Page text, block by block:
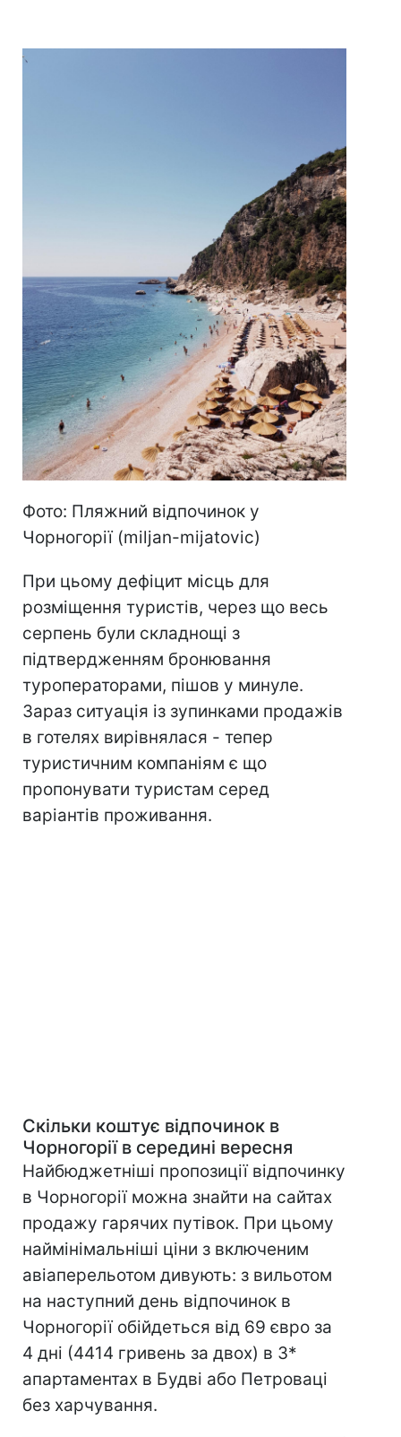
Фото: Пляжний відпочинок у
Чорногорії (miljan-mijatovic)
При цьому дефіцит місць для
розміщення туристів, через що весь
серпень були складнощі з
підтвердженням бронювання
туроператорами, пішов у минуле.
Зараз ситуація із зупинками продажів
в готелях вирівнялася - тепер
туристичним компаніям є що
пропонувати туристам серед
варіантів проживання.
Скільки коштує відпочинок в
Чорногорії в середині вересня
Найбюджетніші пропозиції відпочинку
в Чорногорії можна знайти на сайтах
продажу гарячих путівок. При цьому
наймінімальніші ціни з включеним
авіаперельотом дивують: з вильотом
на наступний день відпочинок в
Чорногорії обійдеться від 69 євро за
4 дні (4414 гривень за двох) в 3*
апартаментах в Будві або Петроваці
без харчування.